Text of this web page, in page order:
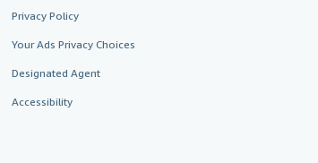
Privacy Policy
Your Ads Privacy Choices
Designated Agent
Accessibility